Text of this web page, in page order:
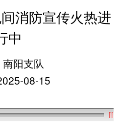
消防宣传火热进
中
阳支队
08-15